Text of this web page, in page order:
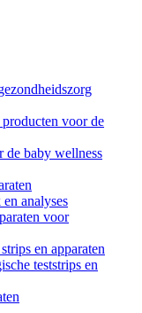
voor de
de baby wellness
analyses
voor
en apparaten
teststrips en